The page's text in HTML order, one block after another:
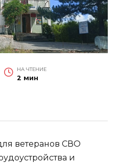
НА ЧТЕНИЕ
2 мин
ветеранов СВО
и